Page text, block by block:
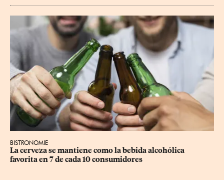
BISTRONOMIE
La cerveza se mantiene como la bebida alcohólica
favorita en 7 de cada 10 consumidores